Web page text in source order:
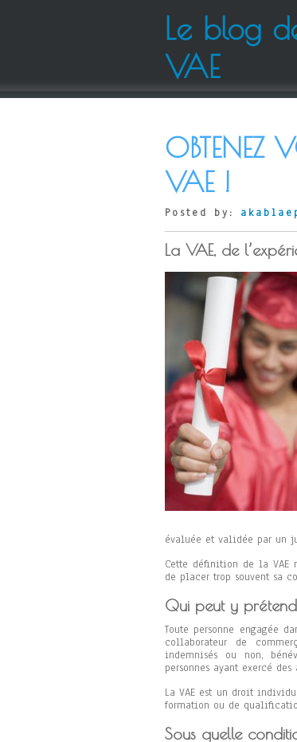
Le blog
VAE
OBTENEZ
VAE !
Posted by:
La VAE, de
évaluée et validée par un
Cette définition de la VAE
de placer trop souvent sa
Qui peut y
Toute personne engagée
collaborateur de
indemnisés ou non,
personnes ayant exercé
La VAE est un droit
formation ou de
Sous quelle